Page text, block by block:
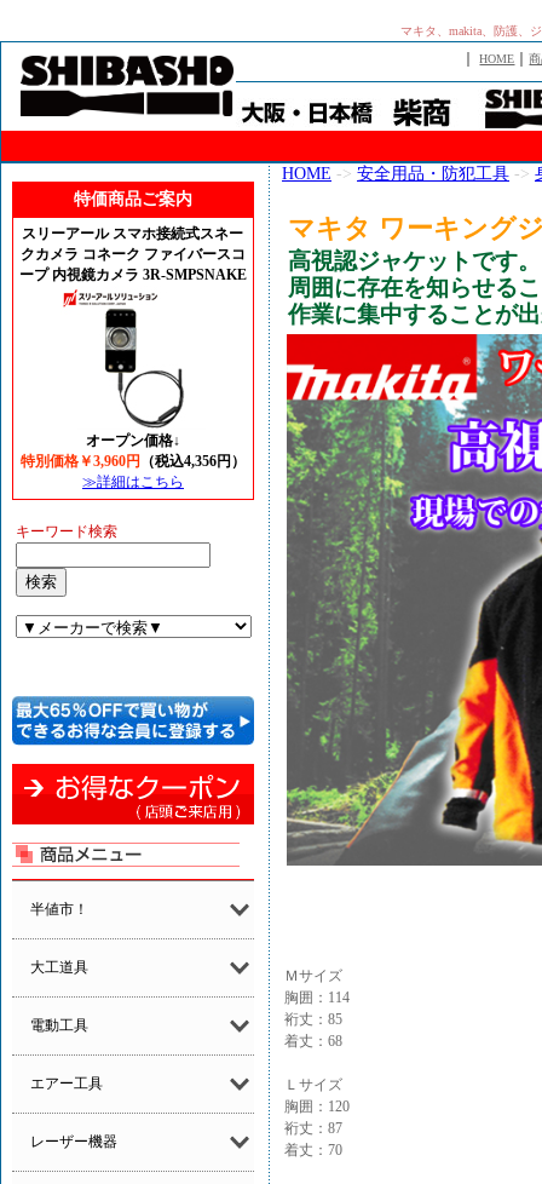
マキタ、makita、防護、
｜HOME ｜
特価商品ご案内
スリーアール スマホ接続式スネー
クカメラ コネーク ファイバースコ
ープ 内視鏡カメラ 3R-SMPSNAKE
オープン価格↓
特別価格￥3,960円
（税込4,356円）
≫詳細はこちら
キーワード検索
半値市！
大工道具
電動工具
エアー工具
レーザー機器
HOME -> 安全用品・防犯工具 ->
マキタ ワーキング
高視認ジャケットです。
周囲に存在を知らせる
作業に集中することが
Ｍサイズ
胸囲：114
裄丈：85
着丈：68
Ｌサイズ
胸囲：120
裄丈：87
着丈：70